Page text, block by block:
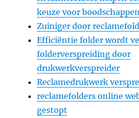
keuze voor boodschappen
Zuiniger door
Efficiëntie folder wordt
folderverspreiding door
drukwerkverspreider
Reclamedrukwerk
reclamefolders online
gestopt